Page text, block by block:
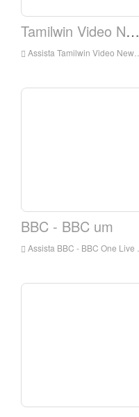
Tamilwin Video News.
Assista Tamilwin Video News ao vivo on-line, Tamilwin Video News HD Streaming ao vivo, Tamilwin Video News Assista ao vivo TV da Inglaterra
BBC - BBC um
Assista BBC - BBC One Live Online, BBC - BBC One HD Live Streaming, BBC - BBC One Watch TV ao vivo da Inglaterra